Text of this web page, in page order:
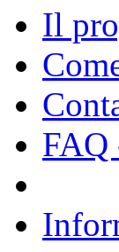
Il
FAQ